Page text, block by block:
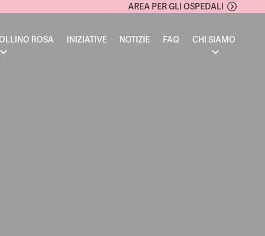
AREA PER GLI OSPEDALI
ROSA INIZIATIVE NOTIZIE FAQ CHI SIAMO